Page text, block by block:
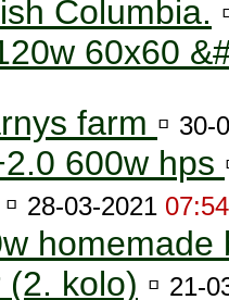
Columbia.
60x60
farm ▫ 30-
600w hps
▫ 28-03-2021
homemade
kolo) ▫ 21-